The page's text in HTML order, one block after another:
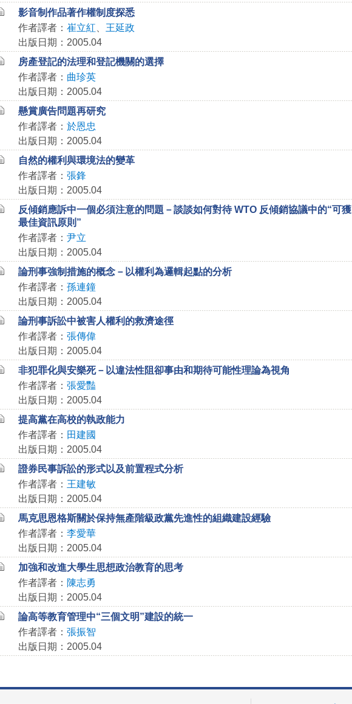
影音制作品著作權制度探悉
作者譯者： 崔立紅
王延政
出版日期：2005.04
房產登記的法理和登記機關的選擇
作者譯者： 曲珍英
出版日期：2005.04
懸賞廣告問題再研究
作者譯者： 於恩忠
出版日期：2005.04
自然的權利與環境法的變革
作者譯者： 張鋒
出版日期：2005.04
反傾銷應訴中一個必須注意的問題－談談如何對待 WTO 反傾銷協議中的“可獲
最佳資訊原則”
作者譯者： 尹立
出版日期：2005.04
論刑事強制措施的概念－以權利為邏輯起點的分析
作者譯者： 孫連鐘
出版日期：2005.04
論刑事訴訟中被害人權利的救濟途徑
作者譯者： 張傳偉
出版日期：2005.04
非犯罪化與安樂死－以違法性阻卻事由和期待可能性理論為視角
作者譯者： 張愛豔
出版日期：2005.04
提高黨在高校的執政能力
作者譯者： 田建國
出版日期：2005.04
證券民事訴訟的形式以及前置程式分析
作者譯者： 王建敏
出版日期：2005.04
馬克思恩格斯關於保持無產階級政黨先進性的組織建設經驗
作者譯者： 李愛華
出版日期：2005.04
加強和改進大學生思想政治教育的思考
作者譯者： 陳志勇
出版日期：2005.04
論高等教育管理中“三個文明”建設的統一
作者譯者： 張振智
出版日期：2005.04